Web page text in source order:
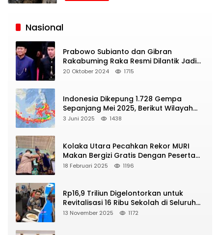
Siaran
Nasional
Prabowo Subianto dan Gibran
Rakabuming Raka Resmi Dilantik Jadi
Presiden dan Wapres RI
20 Oktober 2024 1715
Indonesia Dikepung 1.728 Gempa
Sepanjang Mei 2025, Berikut Wilayah
Yang Intens Diguncang!
3 Juni 2025 1438
Kolaka Utara Pecahkan Rekor MURI
Makan Bergizi Gratis Dengan Peserta
Terbanyak
18 Februari 2025 1196
Rp16,9 Triliun Digelontorkan untuk
Revitalisasi 16 Ribu Sekolah di Seluruh
Indonesia
13 November 2025 1172